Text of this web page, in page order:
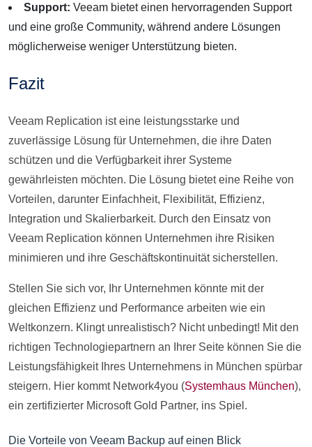
Support: Veeam bietet einen hervorragenden Support
und eine große Community, während andere Lösungen
möglicherweise weniger Unterstützung bieten.
Fazit
Veeam Replication ist eine leistungsstarke und
zuverlässige Lösung für Unternehmen, die ihre Daten
schützen und die Verfügbarkeit ihrer Systeme
gewährleisten möchten. Die Lösung bietet eine Reihe von
Vorteilen, darunter Einfachheit, Flexibilität, Effizienz,
Integration und Skalierbarkeit. Durch den Einsatz von
Veeam Replication können Unternehmen ihre Risiken
minimieren und ihre Geschäftskontinuität sicherstellen.
Stellen Sie sich vor, Ihr Unternehmen könnte mit der
gleichen Effizienz und Performance arbeiten wie ein
Weltkonzern. Klingt unrealistisch? Nicht unbedingt! Mit den
richtigen Technologiepartnern an Ihrer Seite können Sie die
Leistungsfähigkeit Ihres Unternehmens in München spürbar
steigern. Hier kommt Network4you (Systemhaus München),
ein zertifizierter Microsoft Gold Partner, ins Spiel.
Die Vorteile von Veeam Backup auf einen Blick